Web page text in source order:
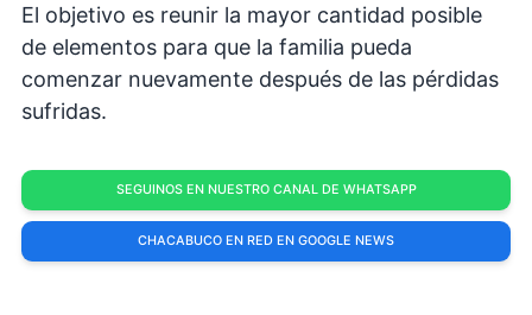
El objetivo es reunir la mayor cantidad posible
de elementos para que la familia pueda
comenzar nuevamente después de las pérdidas
sufridas.
SEGUINOS EN NUESTRO CANAL DE WHATSAPP
CHACABUCO EN RED EN GOOGLE NEWS